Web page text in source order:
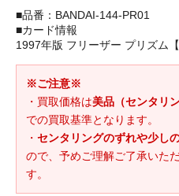
■品番：BANDAI-144-PR01
■カード情報
1997年版 フリーザー プリズム【
※ご注意※
・買取価格は美品（センタリ
での買取基準となります。
・ センタリングのずれや少し
ので、予めご理解ご了承いた
す。